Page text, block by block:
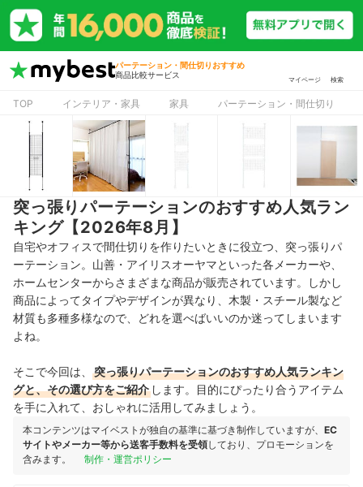
パーテーション・間仕切りおすすめ
商品比較サービス
マイページ 検索
TOP インテリア・家具 家具 パーテーション・間仕切り
突っ張りパーテーションのおすすめ人気ラン
キング【2026年8月】
自宅やオフィスで間仕切りを作りたいときに役立つ、突っ張りパ
ーテーション。山善・アイリスオーヤマといった各メーカーや、
ホームセンターからさまざまな商品が販売されています。しかし
商品によってタイプやデザインが異なり、木製・スチール製など
材質も多種多様なので、どれを選べばいいのか迷ってしまいます
よね。
そこで今回は、
突っ張りパーテーションのおすすめ人気ランキン
グと、その選び方をご紹介 します。目的にぴったり合うアイテム
を手に入れて、おしゃれに活用してみましょう。
本コンテンツはマイベストが独自の基準に基づき制作していますが、 EC
サイトやメーカー等から送客手数料を受領しており、プロモーションを
含みます。
制作・運営ポリシー